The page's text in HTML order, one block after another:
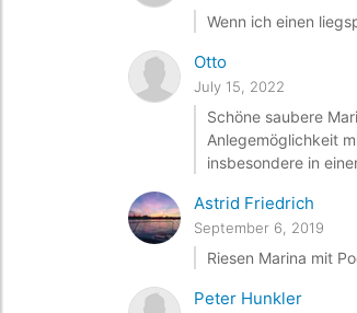
Wenn ich einen
Otto
July 15, 2022
Schöne saubere
Anlegemöglichkeit
insbesondere in
Astrid Friedrich
September 6, 2019
Riesen Marina mit
Peter Hunkler